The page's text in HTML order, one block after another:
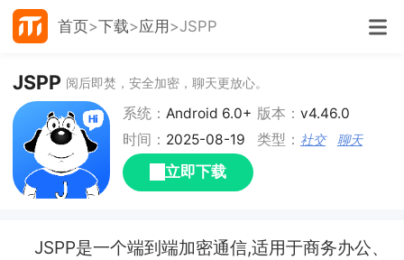
首页 下载 应用 JSPP
JSPP 阅后即焚，安全加密，聊天更放心。
系统：Android 6.0+ 版本： v4.46.0
时间： 2025-08-19 类型： 社交 聊天
立即下载
JSPP是一个端到端加密通信,适用于商务办公、